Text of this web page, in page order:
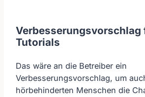
Verbesserungsvorschlag
Tutorials
Das wäre an die Betreiber ein
Verbesserungsvorschlag, um
hörbehinderten Menschen die